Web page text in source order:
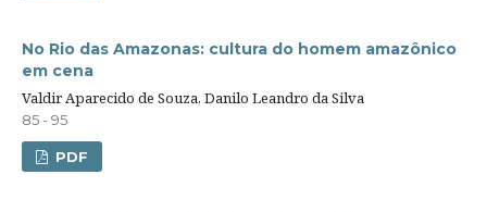
No Rio das Amazonas: cultura do homem amazônico
em cena
Valdir Aparecido de Souza, Danilo Leandro da Silva
85 - 95
PDF